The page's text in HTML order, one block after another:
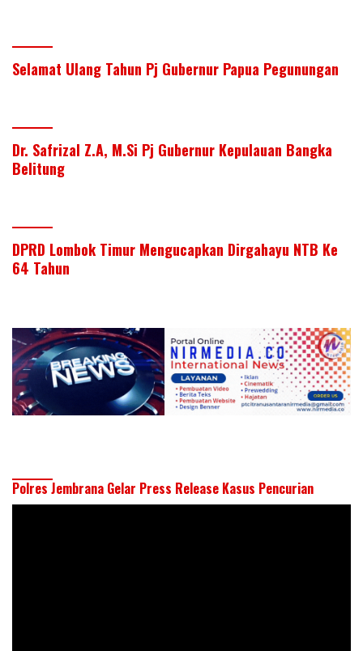
Selamat Ulang Tahun Pj Gubernur Papua Pegunungan
Dr. Safrizal Z.A, M.Si Pj Gubernur Kepulauan Bangka
Belitung
DPRD Lombok Timur Mengucapkan Dirgahayu NTB Ke
64 Tahun
Polres Jembrana Gelar Press Release Kasus Pencurian